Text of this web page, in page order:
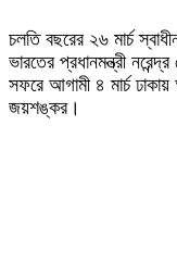
চলতি বছরের ২৬ মার্চ
ভারতের প্রধানমন্ত্রী
সফরে আগামী ৪ মার্চ
জয়শঙ্কর।